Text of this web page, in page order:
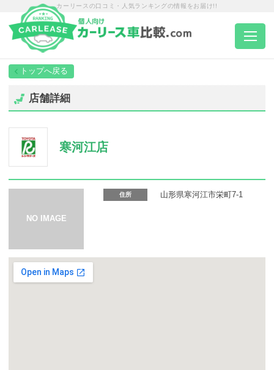
カーリースの口コミ・人気ランキングの情報をお届け!!
トップページ
エリア別ランキング
カーリース体験談
店舗詳細
寒河江店
住所 山形県寒河江市栄町7-1